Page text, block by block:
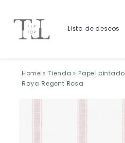
Lista de deseos
Home » Tienda » Papel pintado
Raya Regent Rosa